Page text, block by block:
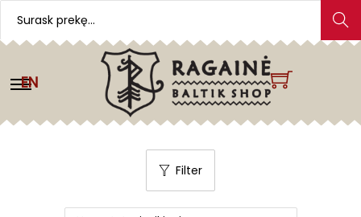
Search
EN
Filter